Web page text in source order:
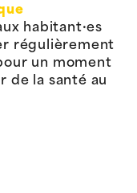
habitant·es
régulièrement
un moment
de la santé au